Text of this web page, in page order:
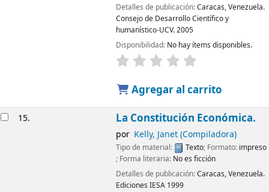
Detalles de publicación:Caracas, Venezuela.
Consejo de Desarrollo Científico y
humanístico-UCV.2005
Disponibilidad: No hay ítems disponibles.
Agregar al carrito
15. La Constitución Económica.
por Kelly, Janet (Compiladora)
Tipo de material: Texto; Formato: impreso
; Forma literaria: No es ficción
Detalles de publicación:Caracas, Venezuela.
Ediciones IESA 1999